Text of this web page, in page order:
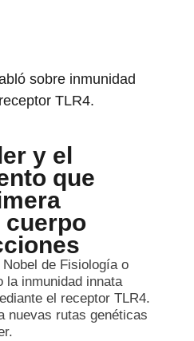
y el
que
cuerpo
de Fisiología o
la inmunidad innata
el receptor TLR4.
nuevas rutas genéticas